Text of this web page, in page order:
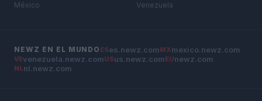
México Venezuela
NEWZ EN EL MUNDO ESes.newz.com MXmexico.newz.com
VEvenezuela.newz.com USus.newz.com EUnewz.com
NLnl.newz.com